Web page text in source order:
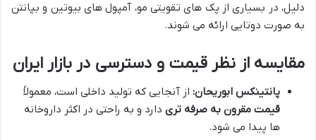
دلیل، در بسیاری از پک های تقویتی مو، آمپول های بیوتین و بپانتن
به صورت دوتایی ارائه می شوند.
مقایسه از نظر قیمت و دسترسی در بازار ایران
پانتینکس ابوریحان: از آنجایی که تولید داخلی است، معمولاً
قیمت مقرون به صرفه تری دارد و به راحتی در اکثر داروخانه
ها پیدا می شود.